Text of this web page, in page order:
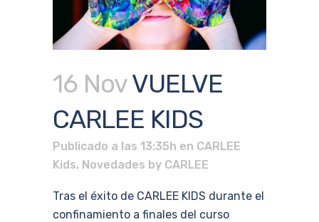
16 NovVUELVE
CARLEE KIDS
Publicado a las 13:35h en CARLEE
Kids, Novedades by CARLEE
Tras el éxito de CARLEE KIDS durante el
confinamiento a finales del curso